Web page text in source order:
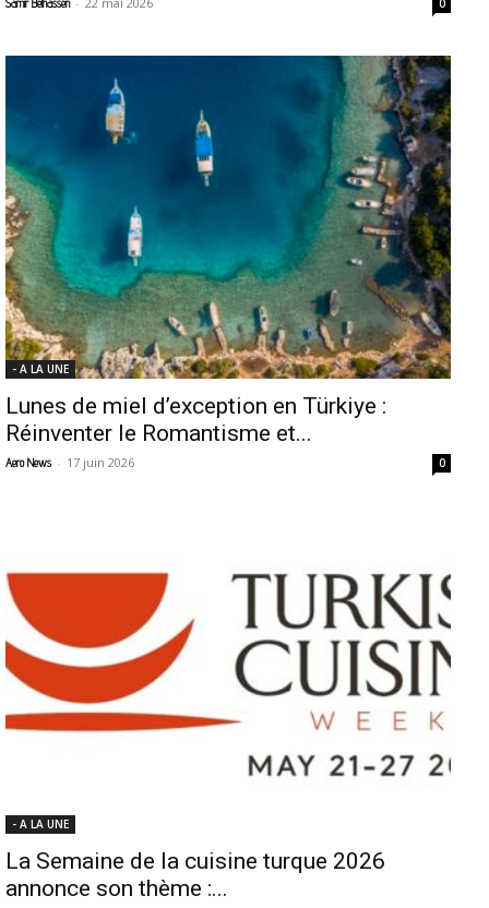
Samir Belhassen 0
- A LA UNE
Lunes de miel d’exception en Türkiye :
Réinventer le Romantisme et...
Aero News - 17 juin 2026 0
- A LA UNE
La Semaine de la cuisine turque 2026
annonce son thème :...